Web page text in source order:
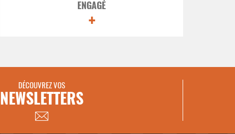
ENGAGÉ
+
DÉCOUVREZ VOS
NEWSLETTERS